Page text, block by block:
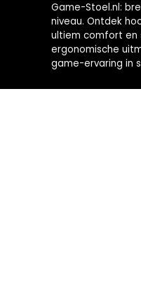
Game-Stoel.nl:
niveau. Ontdek
ultiem comfort en
ergonomische
game-ervaring in